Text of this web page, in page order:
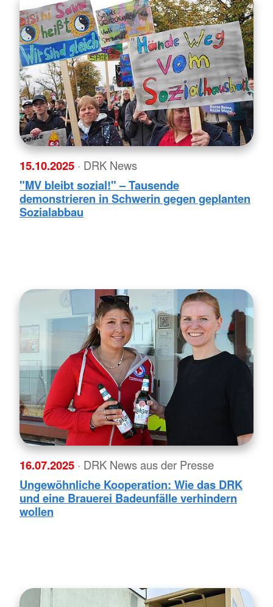
15.10.2025 · DRK News
"MV bleibt sozial!" – Tausende
demonstrieren in Schwerin gegen geplanten
Sozialabbau
16.07.2025 · DRK News aus der Presse
Ungewöhnliche Kooperation: Wie das DRK
und eine Brauerei Badeunfälle verhindern
wollen